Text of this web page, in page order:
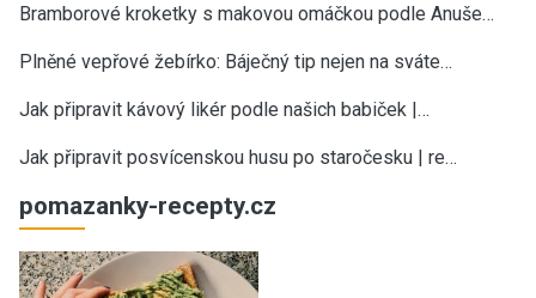
Bramborové kroketky s makovou omáčkou podle Anuše…
Plněné vepřové žebírko: Báječný tip nejen na sváte…
Jak připravit kávový likér podle našich babiček |…
Jak připravit posvícenskou husu po staročesku | re…
pomazanky-recepty.cz